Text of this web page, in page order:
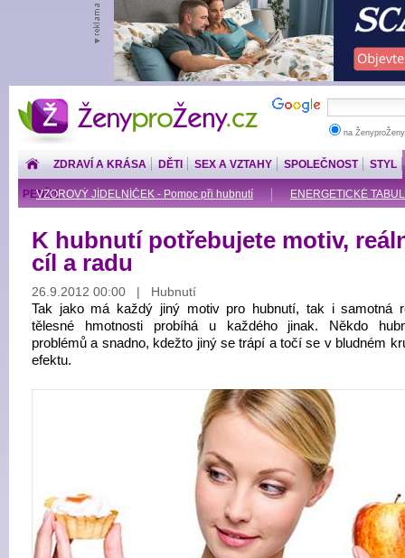
ŽenyproŽeny.cz
na
ZDRAVÍ A KRÁSA DĚTI SEX A VZTAHY SPOLEČNOST STYL
VZOROVÝ JÍDELNÍČEK - Pomoc při hubnutí ENERGETICKÉ
PENÍZE
K hubnutí potřebujete motiv,
cíl a radu
26.9.2012 00:00 | Hubnutí
Tak jako má každý jiný motiv pro hubnutí, tak i samotná
tělesné hmotnosti probíhá u každého jinak. Někdo
problémů a snadno, kdežto jiný se trápí a točí se v bludném
efektu.